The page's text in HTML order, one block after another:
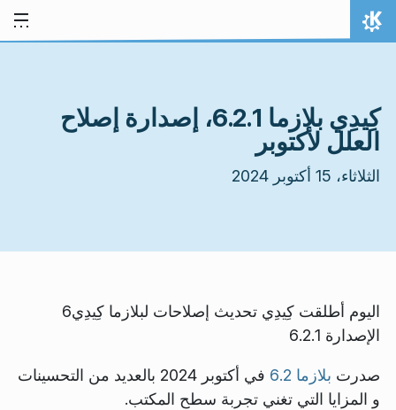
تخط المحتوى
الصفحة الرئيسة
كِيدِي بلازما 6.2.1، إصدارة إصلاح
العلل لأكتوبر
الثلاثاء، 15 أكتوبر 2024
اليوم أطلقت كِيدِي تحديث إصلاحات لبلازما كِيدِي6
الإصدارة 6.2.1
صدرت بلازما 6.2
في أكتوبر 2024 بالعديد من التحسينات
و المزايا التي تغني تجربة سطح المكتب.